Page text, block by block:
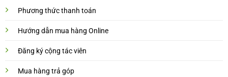
Phương thức thanh toán
Hướng dẫn mua hàng Online
Đăng ký cộng tác viên
Mua hàng trả góp